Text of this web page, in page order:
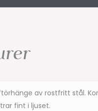
av rostfritt stål.
fint i ljuset.